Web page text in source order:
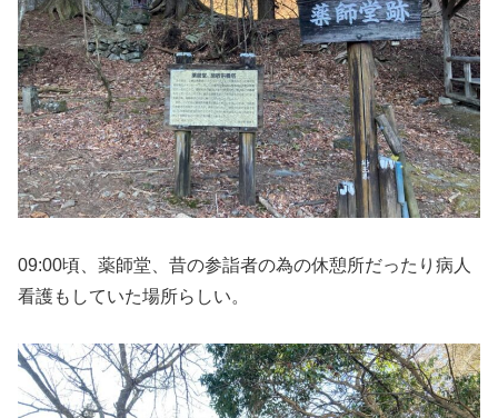
09:00頃、薬師堂、昔の参詣者の為の休憩所だったり病人
看護もしていた場所らしい。